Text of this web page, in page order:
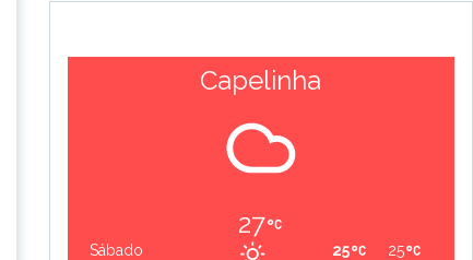
Capelinha
27
Sábado 25
25